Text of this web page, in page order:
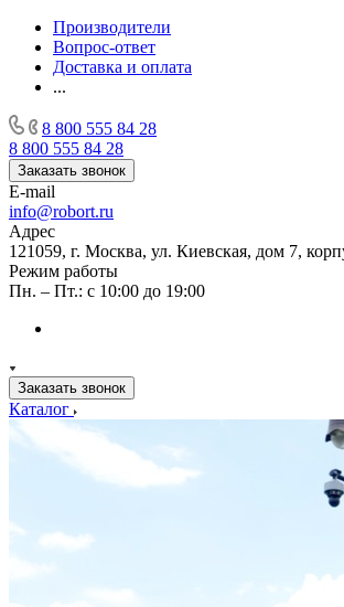
Производители
Вопрос-ответ
Доставка и оплата
...
8 800 555 84 28
8 800 555 84 28
Заказать звонок
E-mail
info@robort.ru
Адрес
121059, г. Москва, ул. Киевская, дом 7,
Режим работы
Пн. – Пт.: с 10:00 до 19:00
Заказать звонок
Каталог